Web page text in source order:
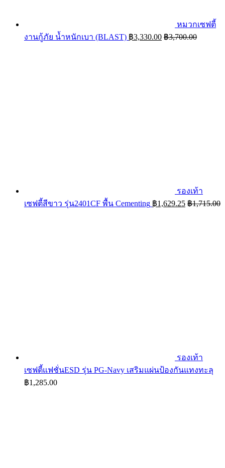
หมวกเซฟตี้
งานกู้ภัย น้ำหนักเบา (BLAST) ฿3,330.00 ฿3,700.00
รองเท้า
เซฟตี้สีขาว รุ่น2401CF พื้น Cementing ฿1,629.25 ฿1,715.00
รองเท้า
เซฟตี้แฟชั่นESD รุ่น PG-Navy เสริมแผ่นป้องกันแทงทะลุ
฿1,285.00